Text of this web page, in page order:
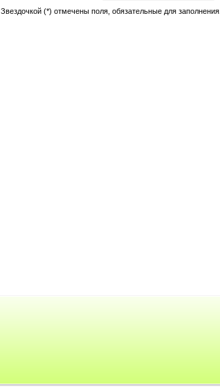
Звездочкой (*) отмечены поля, обязательные для заполнения.